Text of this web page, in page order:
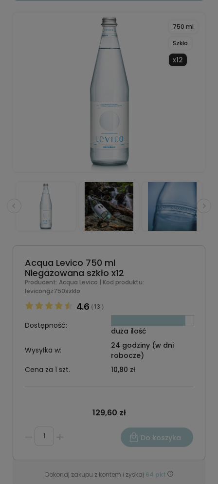
750 ml
Szkło
x12
Acqua Levico 750 ml
Niegazowana szkło x12
Producent: Acqua Levico | Kod produktu:
levicongz750szklo
4.6 (13 )
Dostępność:
duża ilość
Wysyłka w:
24 godziny (w dni
robocze)
Cena za 1 szt.
10,80 zł
129,60 zł
Do koszyka
Dokonaj zakupu z kontem i zyskaj 64 pkt